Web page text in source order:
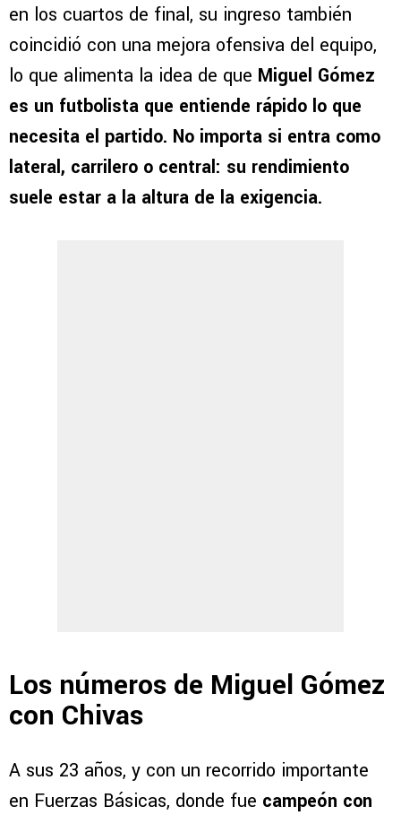
en los cuartos de final, su ingreso también
coincidió con una mejora ofensiva del equipo,
lo que alimenta la idea de que Miguel Gómez
es un futbolista que entiende rápido lo que
necesita el partido. No importa si entra como
lateral, carrilero o central: su rendimiento
suele estar a la altura de la exigencia.
Los números de Miguel Gómez
con Chivas
A sus 23 años, y con un recorrido importante
en Fuerzas Básicas, donde fue campeón con